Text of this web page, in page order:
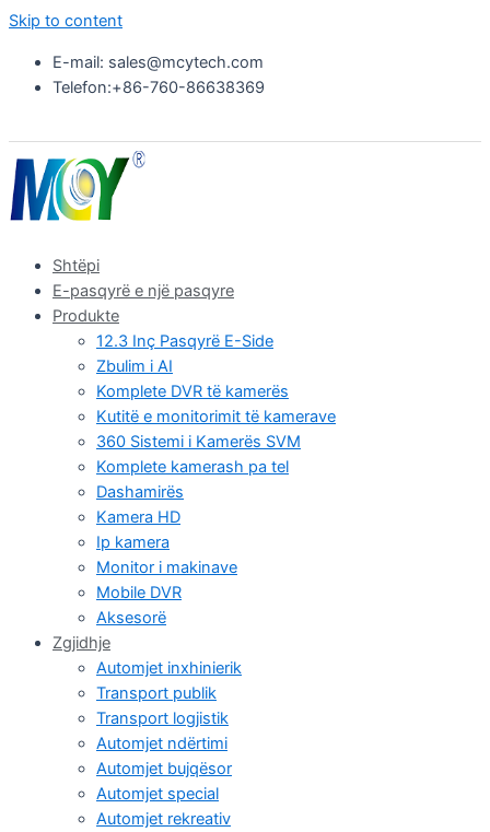
Skip to content
E-mail: sales@mcytech.com
Telefon:+86-760-86638369
Shtëpi
E-pasqyrë e një pasqyre
Produkte
12.3 Inç Pasqyrë E-Side
Zbulim i AI
Komplete DVR të kamerës
Kutitë e monitorimit të kamerave
360 Sistemi i Kamerës SVM
Komplete kamerash pa tel
Dashamirës
Kamera HD
Ip kamera
Monitor i makinave
Mobile DVR
Aksesorë
Zgjidhje
Automjet inxhinierik
Transport publik
Transport logjistik
Automjet ndërtimi
Automjet bujqësor
Automjet special
Automjet rekreativ